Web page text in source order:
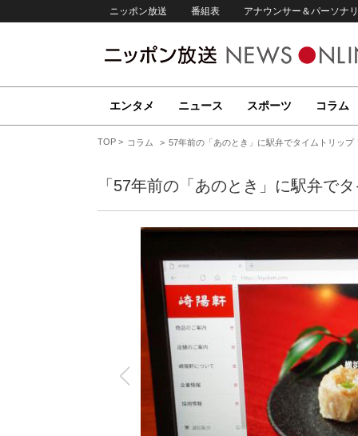
ニッポン放送 番組表 アナウンサー＆パーソナ
エンタメ ニュース スポーツ コラム
TOP コラム 57年前の「あのとき」に駅弁でタイムトリップ
「57年前の「あのとき」に駅弁で